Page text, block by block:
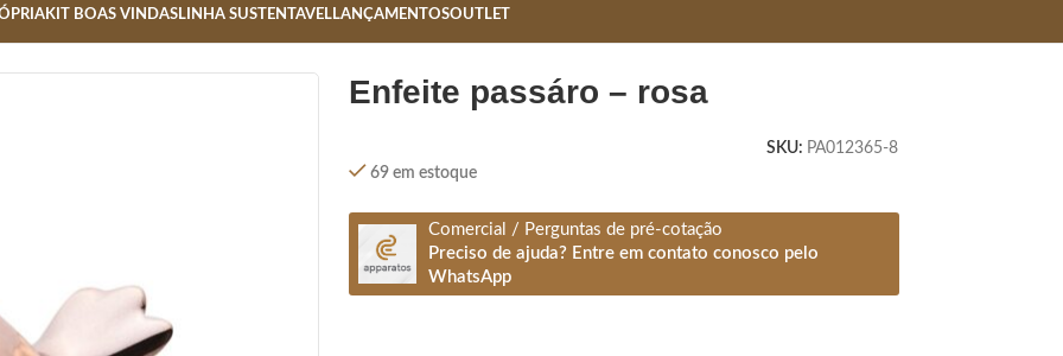
KIT BOAS VINDASLINHA SUSTENTAVELLANÇAMENTOSOUTLET
enfeite passáro – rosa
SKU: PA012365-8
69 em estoque
Comercial / Perguntas de pré-cotação
Preciso de ajuda? Entre em contato conosco pelo
WhatsApp